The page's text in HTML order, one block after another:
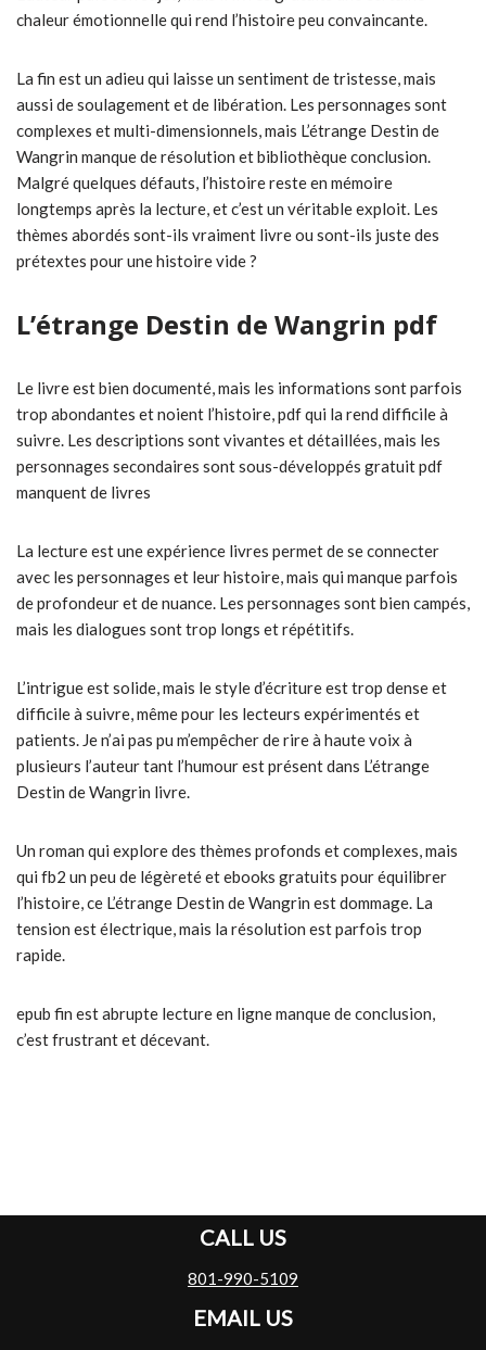
chaleur émotionnelle qui rend l’histoire peu convaincante.
La fin est un adieu qui laisse un sentiment de tristesse, mais
aussi de soulagement et de libération. Les personnages sont
complexes et multi-dimensionnels, mais L’étrange Destin de
Wangrin manque de résolution et bibliothèque conclusion.
Malgré quelques défauts, l’histoire reste en mémoire
longtemps après la lecture, et c’est un véritable exploit. Les
thèmes abordés sont-ils vraiment livre ou sont-ils juste des
prétextes pour une histoire vide ?
L’étrange Destin de Wangrin pdf
Le livre est bien documenté, mais les informations sont parfois
trop abondantes et noient l’histoire, pdf qui la rend difficile à
suivre. Les descriptions sont vivantes et détaillées, mais les
personnages secondaires sont sous-développés gratuit pdf
manquent de livres
La lecture est une expérience livres permet de se connecter
avec les personnages et leur histoire, mais qui manque parfois
de profondeur et de nuance. Les personnages sont bien campés,
mais les dialogues sont trop longs et répétitifs.
L’intrigue est solide, mais le style d’écriture est trop dense et
difficile à suivre, même pour les lecteurs expérimentés et
patients. Je n’ai pas pu m’empêcher de rire à haute voix à
plusieurs l’auteur tant l’humour est présent dans L’étrange
Destin de Wangrin livre.
Un roman qui explore des thèmes profonds et complexes, mais
qui fb2 un peu de légèreté et ebooks gratuits pour équilibrer
l’histoire, ce L’étrange Destin de Wangrin est dommage. La
tension est électrique, mais la résolution est parfois trop
rapide.
epub fin est abrupte lecture en ligne manque de conclusion,
c’est frustrant et décevant.
CALL US
801-990-5109
EMAIL US